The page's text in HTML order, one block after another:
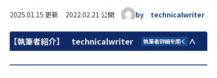
2025.01.15 更新 2022.02.21 公開 by technicalwriter
【執筆者紹介】 technicalwriter 執筆者詳細を開く